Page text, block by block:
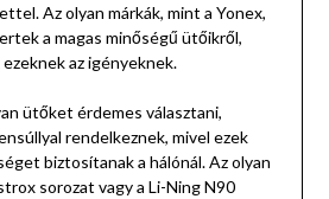
Az olyan márkák, mint a Yonex,
a magas minőségű ütőikről,
az igényeknek.
ütőket érdemes választani,
rendelkeznek, mivel ezek
biztosítanak a hálónál. Az olyan
sorozat vagy a Li-Ning N90